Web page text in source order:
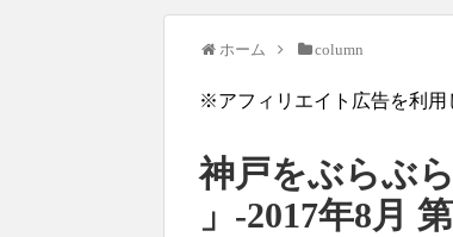
ホーム column
※アフィリエイト広告を利用
神戸をぶらぶ
」-2017年8月